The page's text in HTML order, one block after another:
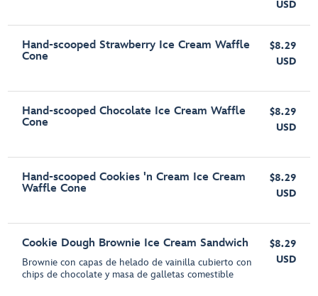
USD
Hand-scooped Strawberry Ice Cream Waffle
Cone
$8.29
USD
Hand-scooped Chocolate Ice Cream Waffle
Cone
$8.29
USD
Hand-scooped Cookies 'n Cream Ice Cream
Waffle Cone
$8.29
USD
Cookie Dough Brownie Ice Cream Sandwich
Brownie con capas de helado de vainilla cubierto con
chips de chocolate y masa de galletas comestible
$8.29
USD